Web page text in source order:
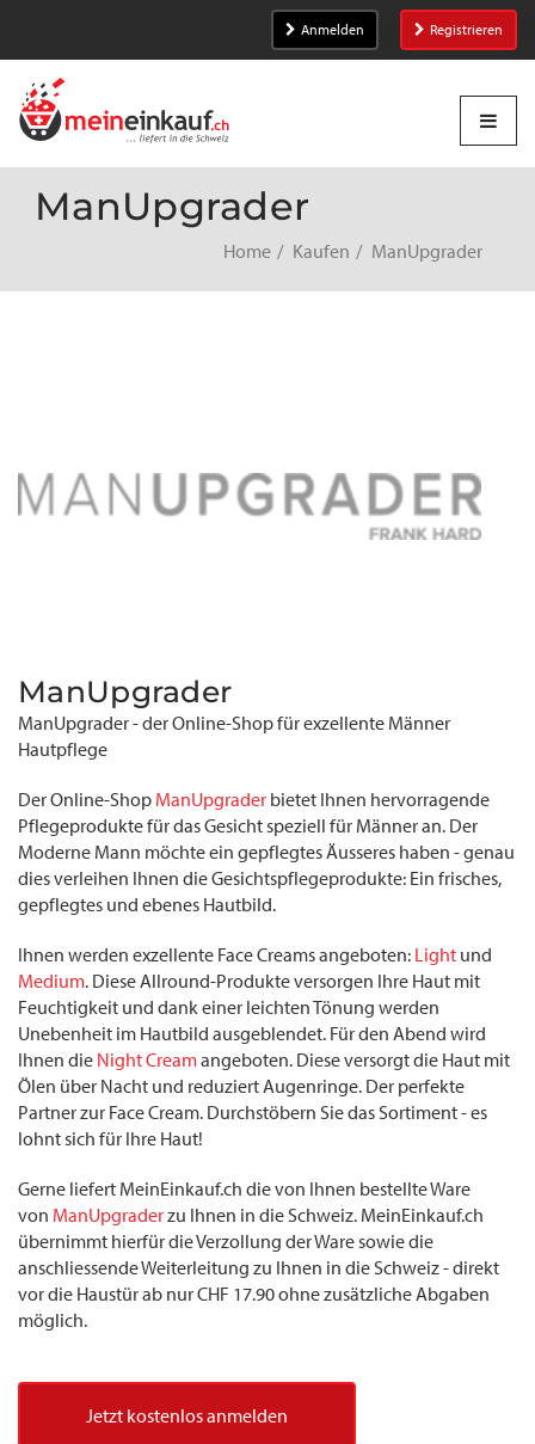
Anmelden Registrieren
ManUpgrader
Home Kaufen ManUpgrader
ManUpgrader
ManUpgrader - der Online-Shop für exzellente Männer
Hautpflege
Der Online-Shop ManUpgrader bietet Ihnen hervorragende
Pflegeprodukte für das Gesicht speziell für Männer an. Der
Moderne Mann möchte ein gepflegtes Äusseres haben - genau
dies verleihen Ihnen die Gesichtspflegeprodukte: Ein frisches,
gepflegtes und ebenes Hautbild.
Ihnen werden exzellente Face Creams angeboten: Light und
Medium. Diese Allround-Produkte versorgen Ihre Haut mit
Feuchtigkeit und dank einer leichten Tönung werden
Unebenheit im Hautbild ausgeblendet. Für den Abend wird
Ihnen die Night Creamangeboten. Diese versorgt die Haut mit
Ölen über Nacht und reduziert Augenringe. Der perfekte
Partner zur Face Cream. Durchstöbern Sie das Sortiment - es
lohnt sich für Ihre Haut!
Gerne liefert MeinEinkauf.ch die von Ihnen bestellte Ware
von ManUpgraderzu Ihnen in die Schweiz. MeinEinkauf.ch
übernimmt hierfür die Verzollung der Ware sowie die
anschliessende Weiterleitung zu Ihnen in die Schweiz - direkt
vor die Haustür ab nur CHF 17.90 ohne zusätzliche Abgaben
möglich.
Jetzt kostenlos anmelden